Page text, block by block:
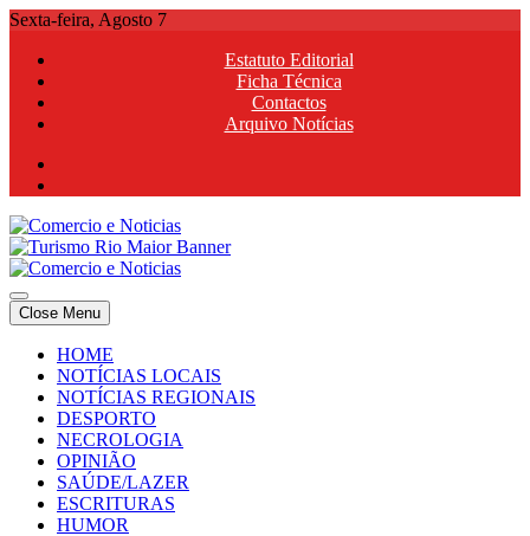
Skip
content
Sexta-feira, Agosto 7
Estatuto Editorial
Ficha Técnica
Contactos
Arquivo Notícias
Comercio e Noticias
Notícias e Publicidade Online
Comercio e Noticias
Notícias e Publicidade Online
Close Menu
HOME
NOTÍCIAS LOCAIS
NOTÍCIAS REGIONAIS
DESPORTO
NECROLOGIA
OPINIÃO
SAÚDE/LAZER
ESCRITURAS
HUMOR